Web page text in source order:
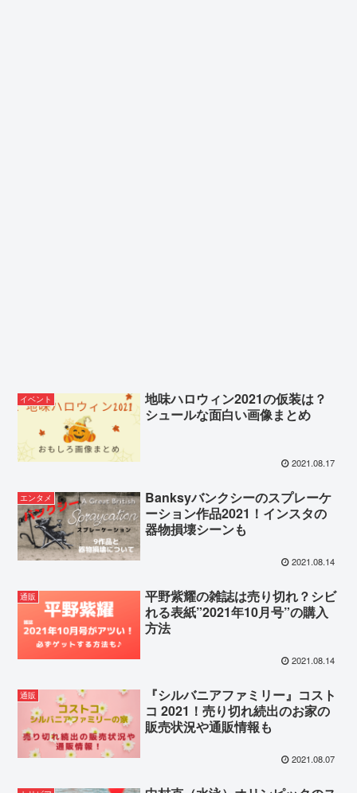
イベント
地味ハロウィン2021の仮装は？
シュールな面白い画像まとめ
2021.08.17
エンタメ
Banksyバンクシーのスプレーケ
ーション作品2021！インスタの
器物損壊シーンも
2021.08.14
通販
平野紫耀の雑誌は売り切れ？シビ
れる表紙”2021年10月号”の購入
方法
2021.08.14
通販
『シルバニアファミリー』コスト
コ 2021！売り切れ続出のお家の
販売状況や通販情報も
2021.08.07